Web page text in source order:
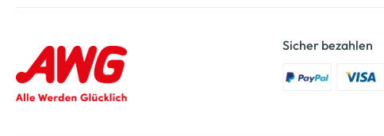
Sicher bezahlen